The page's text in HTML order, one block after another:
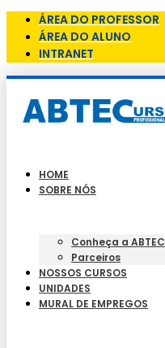
ÁREA DO PROFESSOR
ÁREA DO ALUNO
INTRANET
HOME
SOBRE NÓS
Conheça a ABTEC
Parceiros
NOSSOS CURSOS
UNIDADES
MURAL DE EMPREGOS